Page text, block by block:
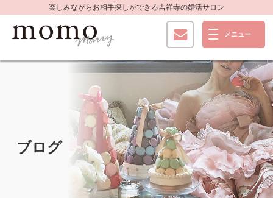
楽しみながらお相手探しができる吉祥寺の婚活サロン
ブログ